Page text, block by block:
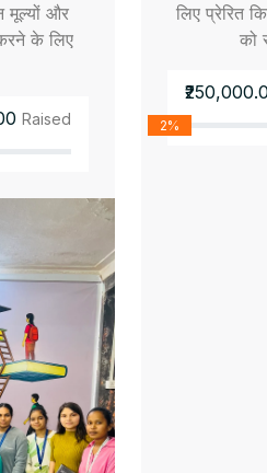
मूल्यों और
के लिए
Raised
लिए प्रेरित
को
2%